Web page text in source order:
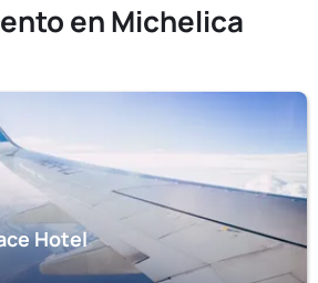
en Michelica
Hotel